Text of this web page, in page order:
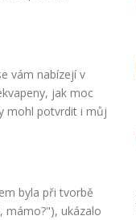
vám nabízejí v
jak moc
mohl potvrdit i můj
byla při tvorbě
mámo?"), ukázalo